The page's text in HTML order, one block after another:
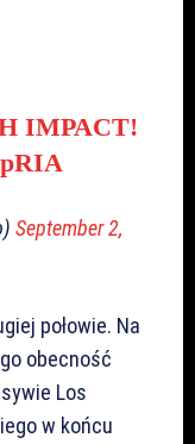
IMPACT!
September 2,
połowie. Na
obecność
Los
w końcu